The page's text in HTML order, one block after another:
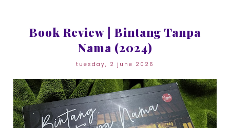
Book Review | Bintang Tanpa
Nama (2024)
tuesday, 2 june 2026